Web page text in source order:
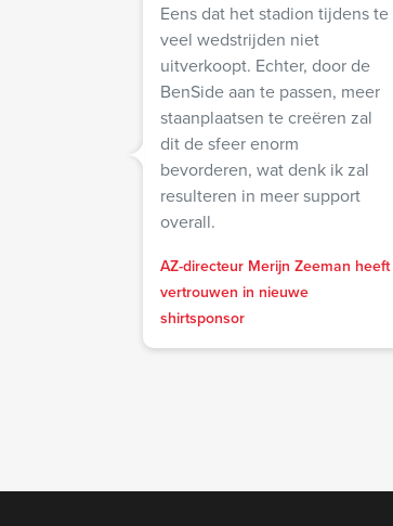
Eens dat het stadion tijdens te
veel wedstrijden niet
uitverkoopt. Echter, door de
BenSide aan te passen, meer
staanplaatsen te creëren zal
dit de sfeer enorm
bevorderen, wat denk ik zal
resulteren in meer support
overall.
AZ-directeur Merijn Zeeman heeft
vertrouwen in nieuwe
shirtsponsor